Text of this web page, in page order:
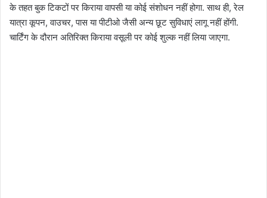
के तहत बुक टिकटों पर किराया वापसी या कोई संशोधन नहीं होगा. साथ ही, रेल
यात्रा कूपन, वाउचर, पास या पीटीओ जैसी अन्य छूट सुविधाएं लागू नहीं होंगी.
चार्टिंग के दौरान अतिरिक्त किराया वसूली पर कोई शुल्क नहीं लिया जाएगा.